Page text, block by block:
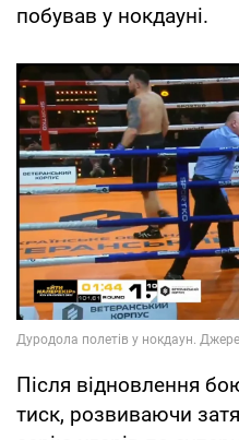
побував у нокдауні.
Після відновлення
тиск, розвиваючи